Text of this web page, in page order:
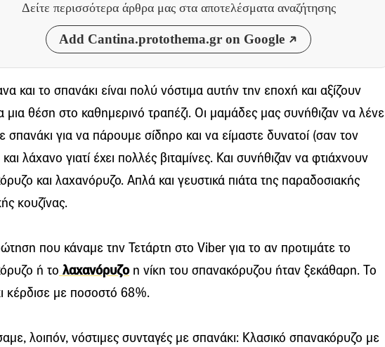
Δείτε περισσότερα άρθρα μας στα αποτελέσματα αναζήτησης
Add Cantina.protothema.gr on Google
και το σπανάκι είναι πολύ νόστιμα αυτήν την εποχή και αξίζουν
μια θέση στο καθημερινό τραπέζι. Οι μαμάδες μας συνήθιζαν να λένε
σπανάκι για να πάρουμε σίδηρο και να είμαστε δυνατοί (σαν τον
λάχανο γιατί έχει πολλές βιταμίνες. Και συνήθιζαν να φτιάχνουν
και λαχανόρυζο. Απλά και γευστικά πιάτα της παραδοσιακής
κουζίνας.
που κάναμε την Τετάρτη στο Viber για το αν προτιμάτε το
ή το λαχανόρυζοη νίκη του σπανακόρυζου ήταν ξεκάθαρη. Το
κέρδισε με ποσοστό 68%.
λοιπόν, νόστιμες συνταγές με σπανάκι: Κλασικό σπανακόρυζο με